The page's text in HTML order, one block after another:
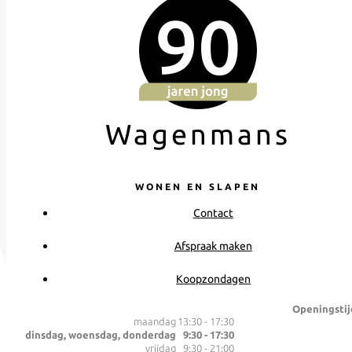
Wagenmans
WONEN EN SLAPEN
Contact
Afspraak maken
Koopzondagen
maandag 13:30 - 17:30
dinsdag, woensdag, donderdag
9:30 - 17:30
vrijdag
9:30 - 21:00